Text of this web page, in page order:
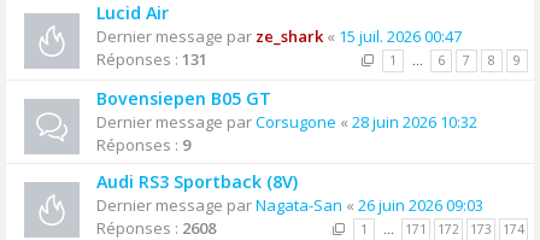
Lucid Air
Dernier message par ze_shark« 15 juil. 2026 00:47
Réponses : 131 1 … 6 7 8 9
Bovensiepen B05 GT
Dernier message parCorsugone « 28 juin 2026 10:32
Réponses : 9
Audi RS3 Sportback (8V)
Dernier message parNagata-San « 26 juin 2026 09:03
Réponses : 2608 1 … 171 172 173 174